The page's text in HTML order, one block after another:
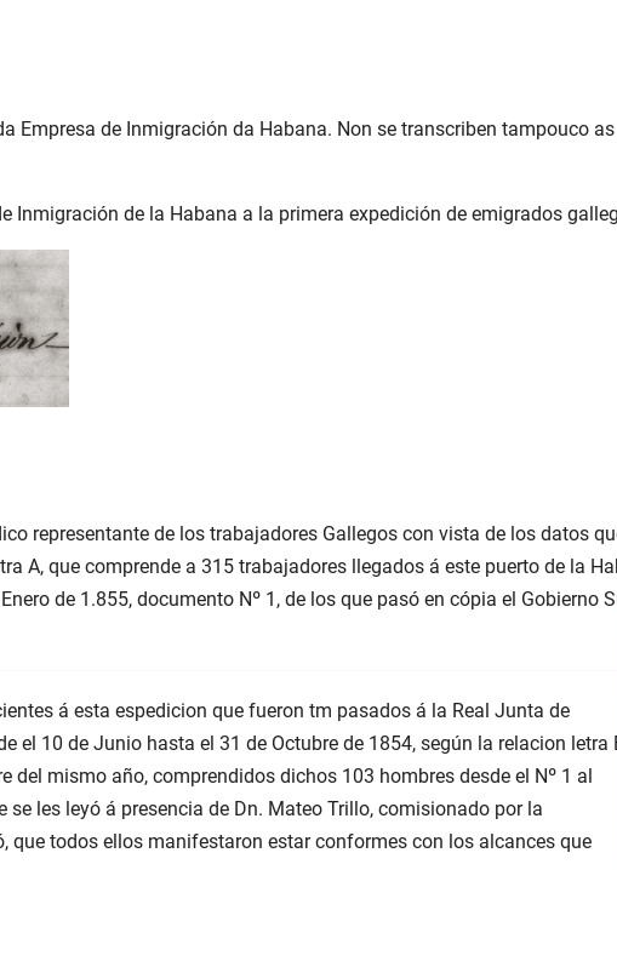
Empresa de Inmigración da Habana. Non se transcriben tampouco
Inmigración de la Habana a la primera expedición de emigrados
representante de los trabajadores Gallegos con vista de los datos
A, que comprende a 315 trabajadores llegados á este puerto de la
de 1.855, documento Nº 1, de los que pasó en cópia el
á esta espedicion que fueron tm pasados á la Real Junta de
el 10 de Junio hasta el 31 de Octubre de 1854, según la relacion letra
del mismo año, comprendidos dichos 103 hombres desde el Nº 1 al
se les leyó á presencia de Dn. Mateo Trillo, comisionado por la
que todos ellos manifestaron estar conformes con los alcances que